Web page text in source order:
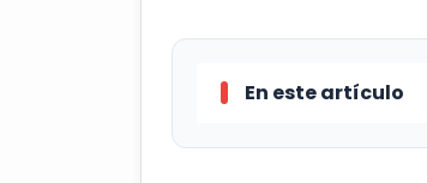
En este artículo